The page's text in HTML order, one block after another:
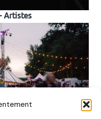
Artistes